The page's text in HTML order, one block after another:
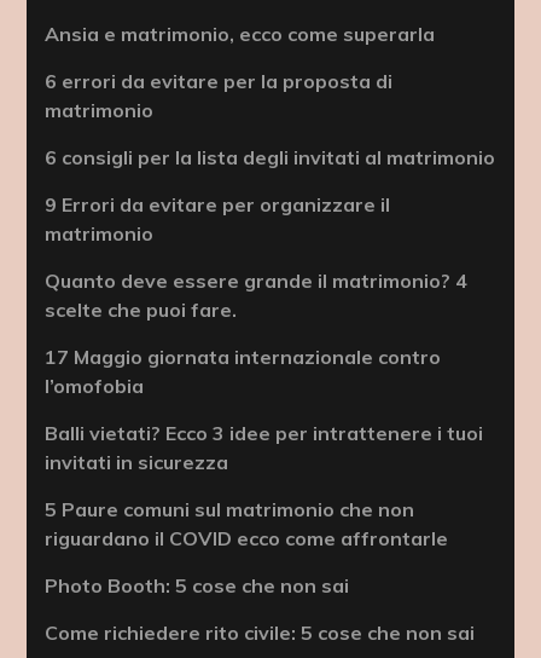
Ansia e matrimonio, ecco come superarla
6 errori da evitare per la proposta di
matrimonio
6 consigli per la lista degli invitati al matrimonio
9 Errori da evitare per organizzare il
matrimonio
Quanto deve essere grande il matrimonio? 4
scelte che puoi fare.
17 Maggio giornata internazionale contro
l’omofobia
Balli vietati? Ecco 3 idee per intrattenere i tuoi
invitati in sicurezza
5 Paure comuni sul matrimonio che non
riguardano il COVID ecco come affrontarle
Photo Booth: 5 cose che non sai
Come richiedere rito civile: 5 cose che non sai